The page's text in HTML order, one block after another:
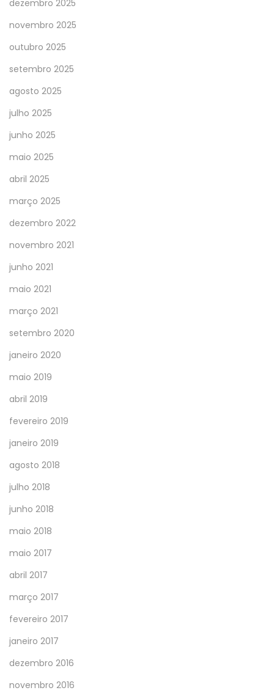
dezembro 2025
novembro 2025
outubro 2025
setembro 2025
agosto 2025
julho 2025
junho 2025
maio 2025
abril 2025
março 2025
dezembro 2022
novembro 2021
junho 2021
maio 2021
março 2021
setembro 2020
janeiro 2020
maio 2019
abril 2019
fevereiro 2019
janeiro 2019
agosto 2018
julho 2018
junho 2018
maio 2018
maio 2017
abril 2017
março 2017
fevereiro 2017
janeiro 2017
dezembro 2016
novembro 2016